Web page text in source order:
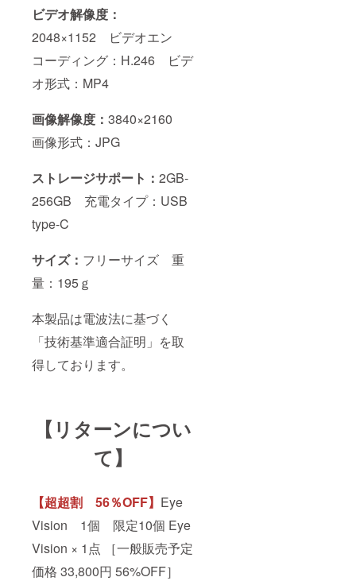
ビデオ解像度：
2048×1152 ビデオエン
コーディング：H.246 ビデ
オ形式：MP4
画像解像度： 3840×2160
画像形式：JPG
ストレージサポート： 2GB‐
256GB 充電タイプ：USB
type-C
サイズ： フリーサイズ 重
量：195ｇ
本製品は電波法に基づく
「技術基準適合証明」を取
得しております。
【リターンについ
て】
【超超割 56％OFF】 Eye
Vision 1個 限定10個 Eye
Vision × 1点 ［一般販売予定
価格 33,800円 56%OFF］